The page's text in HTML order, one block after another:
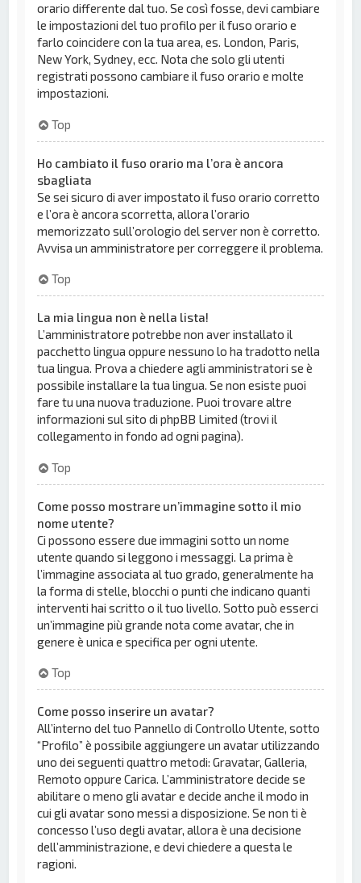
orario differente dal tuo. Se così fosse, devi cambiare
le impostazioni del tuo profilo per il fuso orario e
farlo coincidere con la tua area, es. London, Paris,
New York, Sydney, ecc. Nota che solo gli utenti
registrati possono cambiare il fuso orario e molte
impostazioni.
Top
Ho cambiato il fuso orario ma l’ora è ancora
sbagliata
Se sei sicuro di aver impostato il fuso orario corretto
e l’ora è ancora scorretta, allora l’orario
memorizzato sull’orologio del server non è corretto.
Avvisa un amministratore per correggere il problema.
Top
La mia lingua non è nella lista!
L’amministratore potrebbe non aver installato il
pacchetto lingua oppure nessuno lo ha tradotto nella
tua lingua. Prova a chiedere agli amministratori se è
possibile installare la tua lingua. Se non esiste puoi
fare tu una nuova traduzione. Puoi trovare altre
informazioni sul sito di phpBB Limited (trovi il
collegamento in fondo ad ogni pagina).
Top
Come posso mostrare un’immagine sotto il mio
nome utente?
Ci possono essere due immagini sotto un nome
utente quando si leggono i messaggi. La prima è
l’immagine associata al tuo grado, generalmente ha
la forma di stelle, blocchi o punti che indicano quanti
interventi hai scritto o il tuo livello. Sotto può esserci
un’immagine più grande nota come avatar, che in
genere è unica e specifica per ogni utente.
Top
Come posso inserire un avatar?
All’interno del tuo Pannello di Controllo Utente, sotto
“Profilo” è possibile aggiungere un avatar utilizzando
uno dei seguenti quattro metodi: Gravatar, Galleria,
Remoto oppure Carica. L’amministratore decide se
abilitare o meno gli avatar e decide anche il modo in
cui gli avatar sono messi a disposizione. Se non ti è
concesso l’uso degli avatar, allora è una decisione
dell’amministrazione, e devi chiedere a questa le
ragioni.